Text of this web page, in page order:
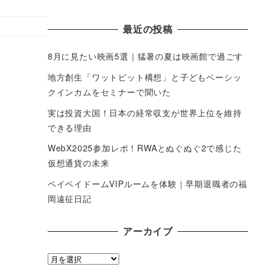
最近の投稿
8月に見たい映画5選｜猛暑の夏は映画館で過ごす
地方創生「ワットビット構想」と子どもベーシッ
クインカムをセミナーで聞いた
実は投資大国！日本の経常収支が世界上位を維持
できる理由
WebX2025参加レポ！RWAとぬぐぬぐ2で感じた
仮想通貨の未来
ペイペイドームVIPルームを体験｜早期退職者の福
岡遠征日記
アーカイブ
ア